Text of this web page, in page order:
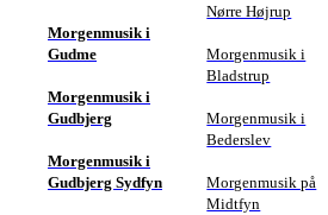
Morgenmusik i
Gudme
Morgenmusik i
Gudbjerg
Morgenmusik i
Gudbjerg Sydfyn
Nørre Højrup
Morgenmusik i
Bladstrup
Morgenmusik i
Bederslev
Morgenmusik på
Midtfyn